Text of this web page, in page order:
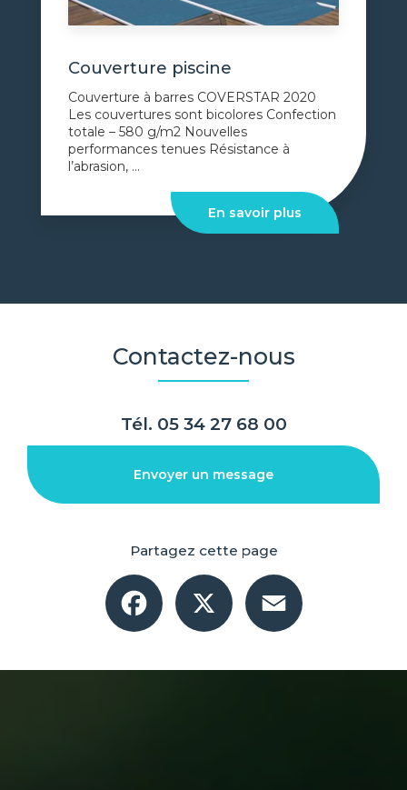
Couverture piscine
Couverture à barres COVERSTAR 2020
Les couvertures sont bicolores Confection
totale – 580 g/m2 Nouvelles
performances tenues Résistance à
l’abrasion, ...
En savoir plus
Contactez-nous
Tél. 05 34 27 68 00
Envoyer un message
Partagez cette page
Facebook